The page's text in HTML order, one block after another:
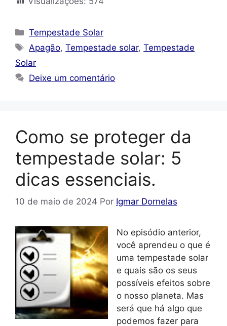
Categorias
Tempestade Solar
Tags
Apagão,Tempestade solar,Tempestade
Solar
Deixe um comentário
Como se proteger da
tempestade solar: 5
dicas essenciais.
10 de maio de 2024 Por Igmar Dornelas
No episódio anterior,
você aprendeu o que é
uma tempestade solar
e quais são os seus
possíveis efeitos sobre
o nosso planeta. Mas
será que há algo que
podemos fazer para